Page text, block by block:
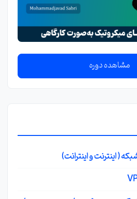
مشاهده دوره